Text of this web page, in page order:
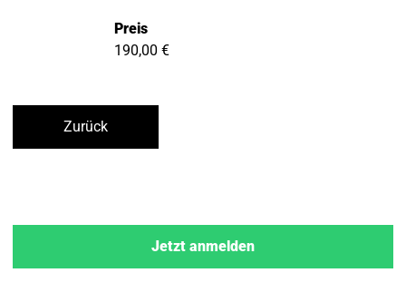
Preis
190,00 €
Zurück
Jetzt anmelden